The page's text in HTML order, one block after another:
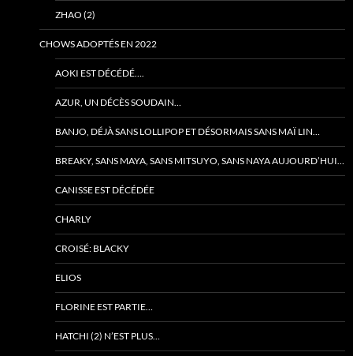
ZHAO (2)
CHOWS ADOPTÉS EN 2022
AOKI EST DÉCÉDÉ….
AZUR, UN DÉCÈS SOUDAIN…
BANJO, DÉJÀ SANS LOLLIPOP ET DÉSORMAIS SANS MAÏ LIN…
BREAKY, SANS MAYA, SANS MITSUYO, SANS NAYA AUJOURD’HUI…
CANISSE EST DÉCÉDÉE
CHARLY
CROISÉ: BLACKY
ELIOS
FLORINE EST PARTIE…
HATCHI (2) N’EST PLUS…